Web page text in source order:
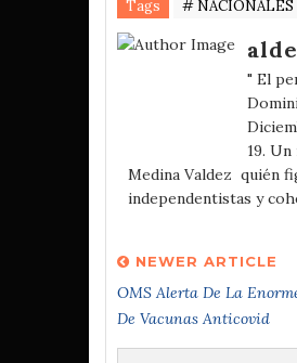
Tags # NACIONALES
" El
19.
Medina Valdez quién
independentistas y
NEWER ARTICLE
OMS Alerta De La
De Vacunas Anticovid